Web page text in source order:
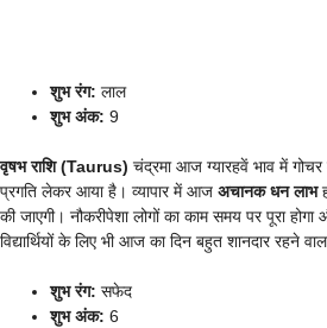
शुभ रंग: लाल
शुभ अंक: 9
वृषभ राशि (Taurus) चंद्रमा आज ग्यारहवें भाव में
प्रगति लेकर आया है। व्यापार में आज अचानक धन लाभ
की जाएगी। नौकरीपेशा लोगों का काम समय पर पूरा
विद्यार्थियों के लिए भी आज का दिन बहुत शानदार रहने
शुभ रंग: सफेद
शुभ अंक: 6